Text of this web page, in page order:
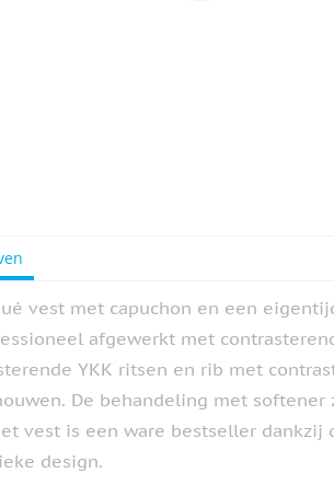
vest met capuchon en een
afgewerkt met
YKK ritsen en rib met
De behandeling met softener
vest is een ware bestseller dankzij
design.